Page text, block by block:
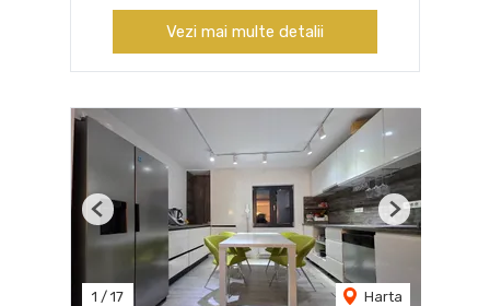
Vezi mai multe detalii
1 / 17 Harta
Previous Next